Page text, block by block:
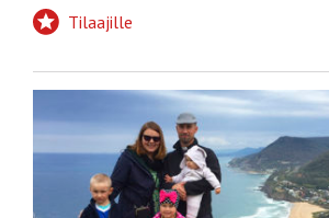
Tilaajille